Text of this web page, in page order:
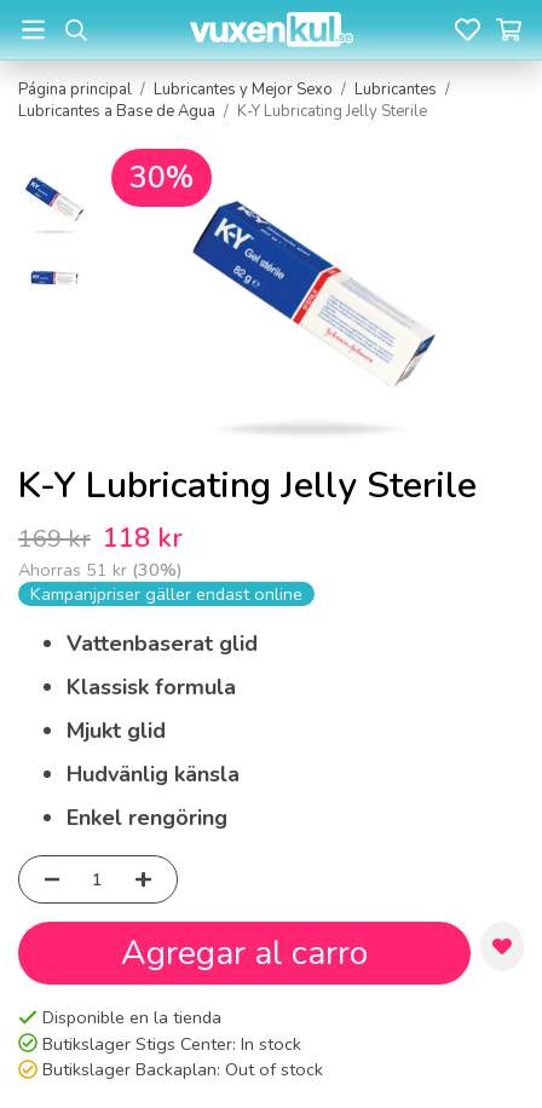
Página principal / Lubricantes y Mejor Sexo / Lubricantes /
Lubricantes a Base de Agua / K-Y Lubricating Jelly Sterile
30%
K-Y Lubricating Jelly Sterile
169 kr 118 kr
Ahorras 51 kr (30%)
Kampanjpriser gäller endast online
Vattenbaserat glid
Klassisk formula
Mjukt glid
Hudvänlig känsla
Enkel rengöring
Agregar al carro
Disponible en la tienda
Butikslager Stigs Center: In stock
Butikslager Backaplan: Out of stock